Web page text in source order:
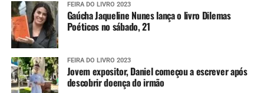
FEIRA DO LIVRO 2023
Gaúcha Jaqueline Nunes lança o livro Dilemas
Poéticos no sábado, 21
FEIRA DO LIVRO 2023
Jovem expositor, Daniel começou a escrever após
descobrir doença do irmão